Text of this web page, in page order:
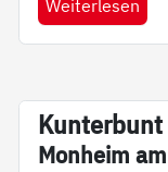
Weiterlesen
Kun­ter­b­unt
Mon­heim